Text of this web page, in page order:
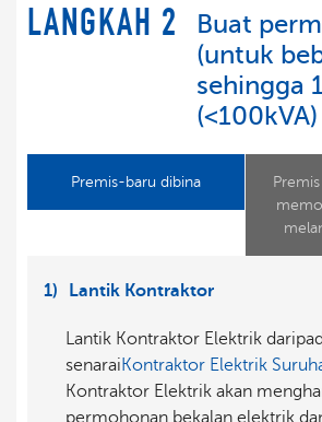
LANGKAH 2
Buat
(untuk
sehingga
(<100kVA)
Premis-baru dibina
1) Lantik Kontraktor
Lantik Kontraktor Elektrik
senaraiKontraktor Elektrik
Kontraktor Elektrik akan
permohonan bekalan elektrik